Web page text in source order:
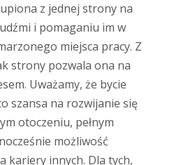
z jednej strony na
i pomaganiu im w
miejsca pracy. Z
strony pozwala ona na
Uważamy, że bycie
szansa na rozwijanie się
otoczeniu, pełnym
możliwość
kariery innych. Dla tych,